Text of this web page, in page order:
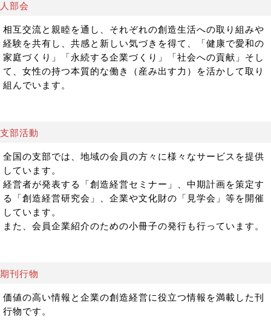
部会
相互交流と親睦を通し、それぞれの創造生活への取り組みや
経験を共有し、共感と新しい気づきを得て、「健康で愛和の
家庭づくり」「永続する企業づくり」「社会への貢献」そし
て、女性の持つ本質的な働き（産み出す力）を活かして取り
組んでいます。
部活動
全国の支部では、地域の会員の方々に様々なサービスを提供
しています。
経営者が発表する「創造経営セミナー」、中期計画を策定す
る「創造経営研究会」、企業や文化財の「見学会」等を開催
しています。
また、会員企業紹介のための小冊子の発行も行っています。
刊行物
価値の高い情報と企業の創造経営に役立つ情報を満載した刊
行物です。